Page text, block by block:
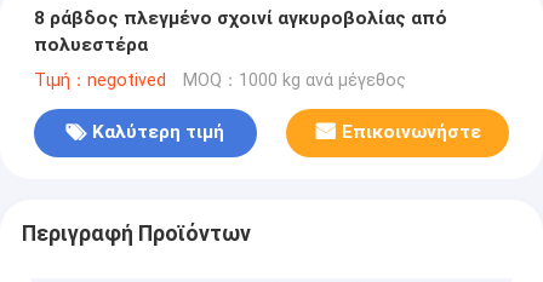
8 ράβδος πλεγμένο σχοινί αγκυροβολίας από
πολυεστέρα
Τιμή：negotived MOQ：1000 kg ανά μέγεθος
Καλύτερη τιμή Επικοινωνήστε
Περιγραφή Προϊόντων